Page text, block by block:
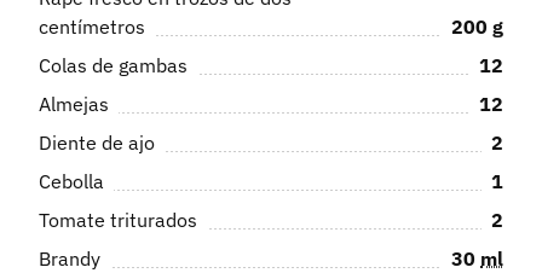
centímetros
200 g
Colas de gambas
12
Almejas
12
Diente de ajo
2
Cebolla
1
Tomate triturados
2
Brandy
30 ml